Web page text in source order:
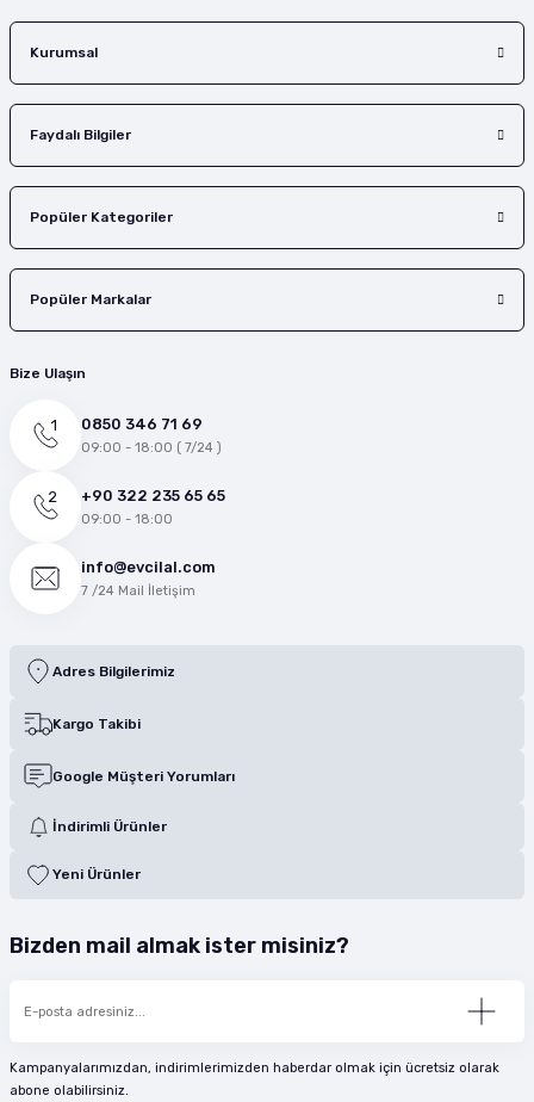
Kurumsal
Faydalı Bilgiler
Popüler Kategoriler
Popüler Markalar
Bize Ulaşın
0850 346 71 69
09:00 - 18:00 ( 7/24 )
+90 322 235 65 65
09:00 - 18:00
info@evcilal.com
7 /24 Mail İletişim
Adres Bilgilerimiz
Kargo Takibi
Google Müşteri Yorumları
İndirimli Ürünler
Yeni Ürünler
Bizden mail almak ister misiniz?
Kampanyalarımızdan, indirimlerimizden haberdar olmak için ücretsiz olarak
abone olabilirsiniz.